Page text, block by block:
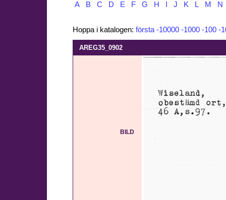
A B C D E F G H J K L M N
Hoppa i katalogen: första -10000 -1000 -100 -
AREG35_0902
BILD